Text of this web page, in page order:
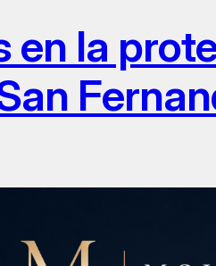
en la